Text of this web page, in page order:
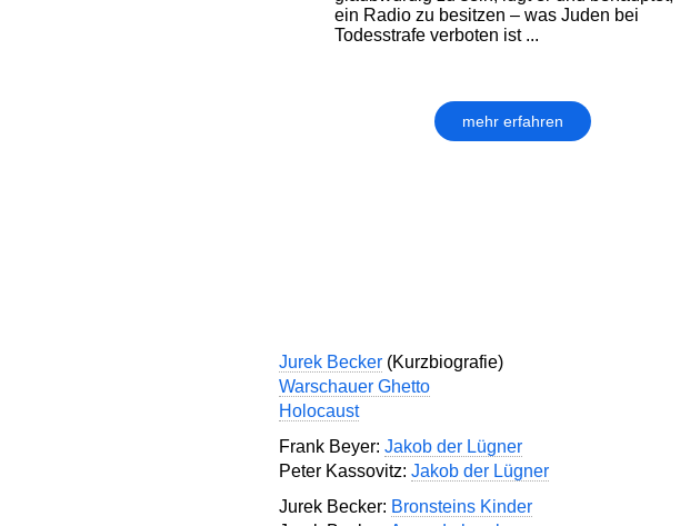
ein Radio zu besitzen – was Juden bei
Todesstrafe verboten ist ...
mehr erfahren
Jurek Becker(Kurzbiografie)
Warschauer Ghetto
Holocaust
Frank Beyer: Jakob der Lügner
Peter Kassovitz: Jakob der Lügner
Jurek Becker: Bronsteins Kinder